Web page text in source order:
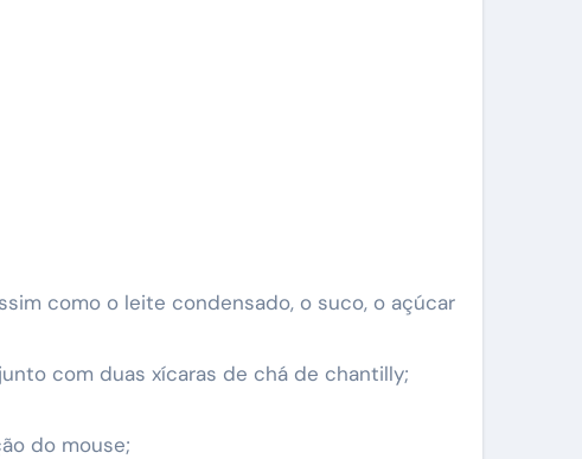
como o leite condensado, o suco, o açúcar
com duas xícaras de chá de chantilly;
do mouse;